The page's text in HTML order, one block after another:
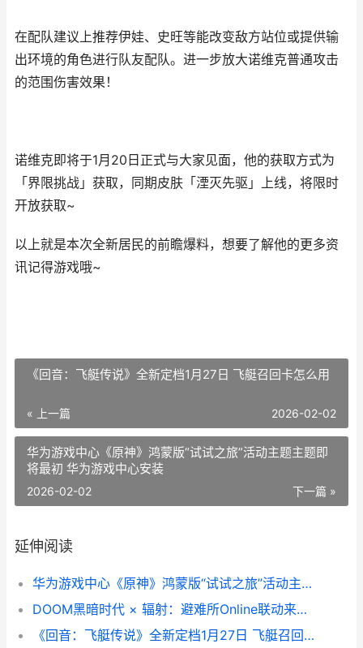
在配队建议上推荐伊娃、史旺等能改变敌方站位或提供输
出环境的角色进行队友配队。进一步放大诺维克普通攻击
的范围伤害效果！
诺维克即将于1月20日正式与大家见面，他的获取方式为
「界限挑战」获取，同期皮肤「湮灭先驱」上线，将限时
开放获取~
以上就是本次全新居民的前瞻爆料，想要了解他的更多资
讯记得游戏哦~
《回音：飞艇传说》全新定档1月27日 飞艇召回卡怎么用
« 上一篇 2026-02-02
华为游戏中心《原神》鸿蒙版“试试之旅”活动主题主题即
将最初 华为游戏中心安装
下一篇 »
2026-02-02
延伸阅读
华为游戏中心《原神》鸿蒙版“试试之旅”活动主题主题即将最初 华为游戏中心安装
DOOM黑暗时代 × 辐射：避难所Online联动来袭 omg黑暗时代
《回音：飞艇传说》全新定档1月27日 飞艇召回卡怎么用